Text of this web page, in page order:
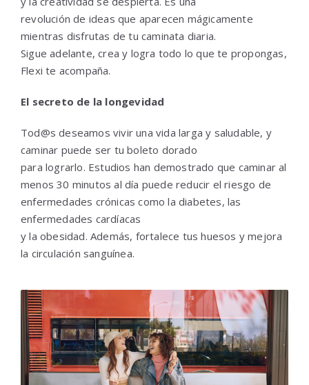
revolución de ideas que aparecen mágicamente
mientras disfrutas de tu caminata diaria.
Sigue adelante, crea y logra todo lo que te propongas,
Flexi te acompaña.
El secreto de la longevidad
Tod@s deseamos vivir una vida larga y saludable, y
caminar puede ser tu boleto dorado
para lograrlo. Estudios han demostrado que caminar al
menos 30 minutos al día puede reducir el riesgo de
enfermedades crónicas como la diabetes, las
enfermedades cardíacas
y la obesidad. Además, fortalece tus huesos y mejora
la circulación sanguínea.